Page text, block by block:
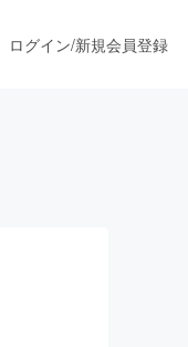
ログイン/新規会員登録